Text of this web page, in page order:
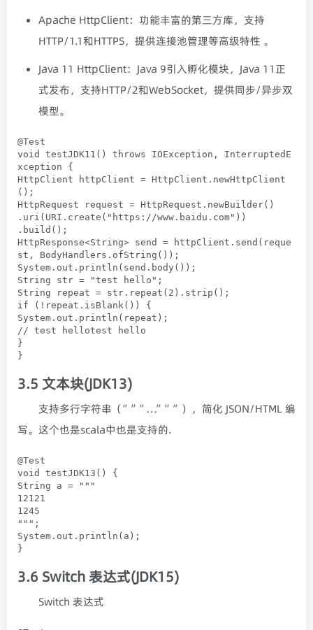
Apache HttpClient：功能丰富的第三方库，支持
HTTP/1.1和HTTPS，提供连接池管理等高级特性 。
Java 11 HttpClient：Java 9引入孵化模块，Java 11正
式发布，支持HTTP/2和WebSocket，提供同步/异步双
模型。
@Test
void testJDK11() throws IOException, InterruptedE
xception {
HttpClient httpClient = HttpClient.newHttpClient
();
HttpRequest request = HttpRequest.newBuilder()
.uri(URI.create("https://www.baidu.com"))
.build();
HttpResponse<String> send = httpClient.send(reque
st, BodyHandlers.ofString());
System.out.println(send.body());
String str = "test hello";
String repeat = str.repeat(2).strip();
if (!repeat.isBlank()) {
System.out.println(repeat);
// test hellotest hello
}
}
3.5 文本块(JDK13)
支持多行字符串（”””…”””），简化 JSON/HTML 编
写。这个也是scala中也是支持的.
@Test
void testJDK13() {
String a = """
12121
1245
""";
System.out.println(a);
}
3.6 Switch 表达式(JDK15)
Switch 表达式